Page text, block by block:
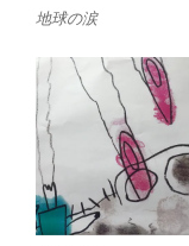
地球の涙